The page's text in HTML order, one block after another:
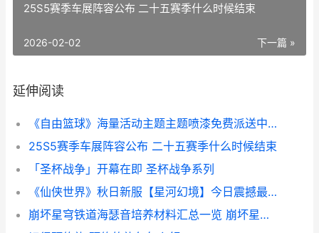
25S5赛季车展阵容公布 二十五赛季什么时候结束
下一篇 »
2026-02-02
延伸阅读
《自由篮球》海量活动主题主题喷漆免费派送中 自由篮球my pick
25S5赛季车展阵容公布 二十五赛季什么时候结束
「圣杯战争」开幕在即 圣杯战争系列
《仙侠世界》秋日新服【星河幻境】今日震撼最初 仙侠世界在线阅读
崩坏星穹铁道海瑟音培养材料汇总一览 崩坏星穹铁道海盗占领列车